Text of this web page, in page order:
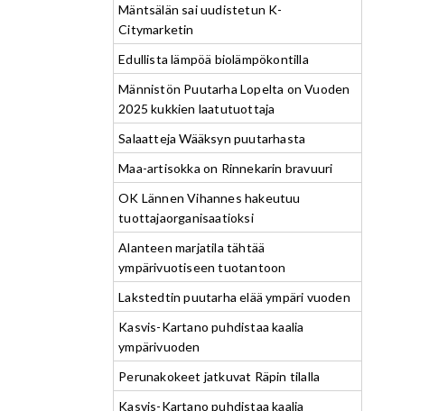
Mäntsälän sai uudistetun K-
Citymarketin
Edullista lämpöä biolämpökontilla
Männistön Puutarha Lopelta on Vuoden
2025 kukkien laatutuottaja
Salaatteja Wääksyn puutarhasta
Maa-artisokka on Rinnekarin bravuuri
OK Lännen Vihannes hakeutuu
tuottajaorganisaatioksi
Alanteen marjatila tähtää
ympärivuotiseen tuotantoon
Lakstedtin puutarha elää ympäri vuoden
Kasvis-Kartano puhdistaa kaalia
ympärivuoden
Perunakokeet jatkuvat Räpin tilalla
Kasvis-Kartano puhdistaa kaalia